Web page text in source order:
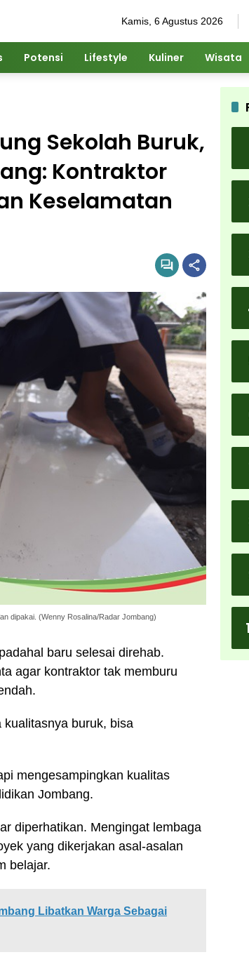
Kamis, 6 Agustus 2026
Potensi Lifestyle Kuliner Wisata
Sekolah Buruk,
Kontraktor
Keselamatan
dipakai. (Wenny Rosalina/Radar Jombang)
baru selesai direhab.
agar kontraktor tak memburu
buruk, bisa
mengesampingkan kualitas
Jombang.
diperhatikan. Mengingat lembaga
yang dikerjakan asal-asalan
belajar.
Libatkan Warga Sebagai